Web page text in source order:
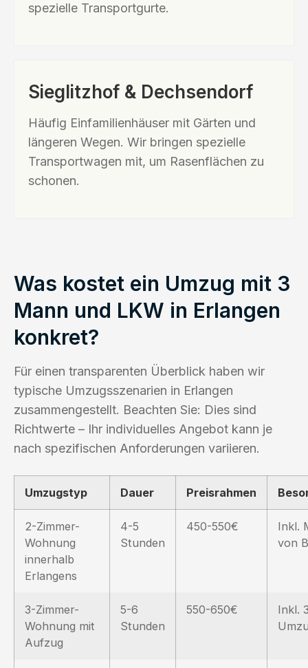
spezielle Transportgurte.
Sieglitzhof & Dechsendorf
Häufig Einfamilienhäuser mit Gärten und
längeren Wegen. Wir bringen spezielle
Transportwagen mit, um Rasenflächen zu
schonen.
Was kostet ein Umzug mit 3
Mann und LKW in Erlangen
konkret?
Für einen transparenten Überblick haben wir
typische Umzugsszenarien in Erlangen
zusammengestellt. Beachten Sie: Dies sind
Richtwerte – Ihr individuelles Angebot kann je
nach spezifischen Anforderungen variieren.
Umzugstyp Dauer Preisrahmen
2-Zimmer-
Wohnung
innerhalb
Erlangens
4-5
Stunden
450-550€
Inkl.
von
3-Zimmer-
Wohnung mit
Aufzug
5-6
Stunden
550-650€
Inkl.